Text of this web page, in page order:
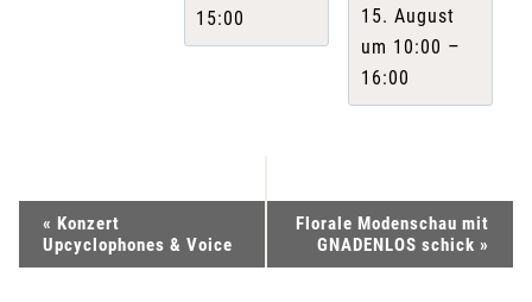
15:00
15. August
um 10:00 –
16:00
e
« Konzert
Upcyclophones & Voice
Florale Modenschau mit
GNADENLOS schick »